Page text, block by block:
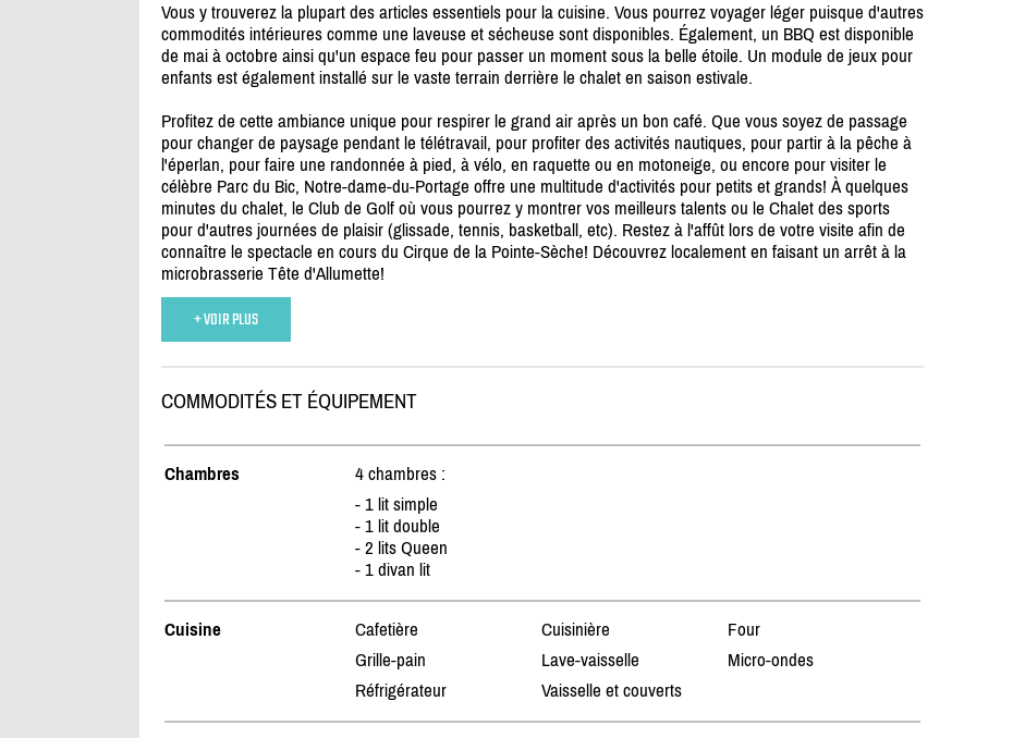
Vous y trouverez la plupart des articles essentiels pour la cuisine. Vous pourrez voyager léger puisque d'autres
commodités intérieures comme une laveuse et sécheuse sont disponibles. Également, un BBQ est disponible
de mai à octobre ainsi qu'un espace feu pour passer un moment sous la belle étoile. Un module de jeux pour
enfants est également installé sur le vaste terrain derrière le chalet en saison estivale.
Profitez de cette ambiance unique pour respirer le grand air après un bon café. Que vous soyez de passage
pour changer de paysage pendant le télétravail, pour profiter des activités nautiques, pour partir à la pêche à
l'éperlan, pour faire une randonnée à pied, à vélo, en raquette ou en motoneige, ou encore pour visiter le
célèbre Parc du Bic, Notre-dame-du-Portage offre une multitude d'activités pour petits et grands! À quelques
minutes du chalet, le Club de Golf où vous pourrez y montrer vos meilleurs talents ou le Chalet des sports
pour d'autres journées de plaisir (glissade, tennis, basketball, etc). Restez à l'affût lors de votre visite afin de
connaître le spectacle en cours du Cirque de la Pointe-Sèche! Découvrez localement en faisant un arrêt à la
microbrasserie Tête d'Allumette!
+ VOIR PLUS
COMMODITÉS ET ÉQUIPEMENT
Chambres
4 chambres :
- 1 lit simple
- 1 lit double
- 2 lits Queen
- 1 divan lit
Cuisine Cafetière Cuisinière
Four
Grille-pain
Lave-vaisselle
Micro-ondes
Réfrigérateur
Vaisselle et couverts